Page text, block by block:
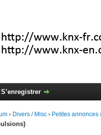
S’enregistrer
› Divers / Misc › Petites annonces